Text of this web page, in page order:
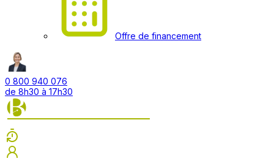
Offre de financement
0 800 940 076
de 8h30 à 17h30